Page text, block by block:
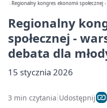
Regionalny kongres ekonomii
Regionalny
społecznej -
debata dla
15 stycznia 2026
3 min czytania Udostępnij